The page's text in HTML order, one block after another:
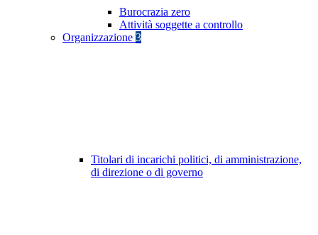
Burocrazia zero
Attività soggette a controllo
Organizzazione 3
Titolari di incarichi politici, di amministrazione,
di direzione o di governo